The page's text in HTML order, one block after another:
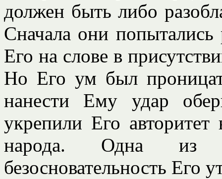
должен быть либо
Сначала они попытались
Его на слове в
Но Его ум был
нанести Ему удар
укрепили Его авторитет
народа. Одна из
безосновательность Его